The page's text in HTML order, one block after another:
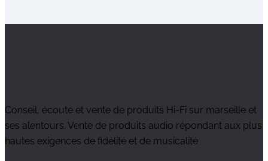
Conseil, écoute et vente de produits Hi-Fi sur marseille et
ses alentours. Vente de produits audio répondant aux plus
hautes exigences de fidélité et de musicalité